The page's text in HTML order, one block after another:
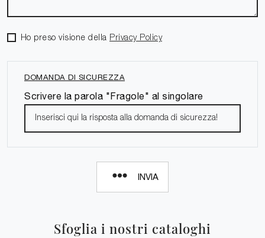
Sfoglia i nostri cataloghi
Ho preso visione della Privacy Policy
DOMANDA DI SICUREZZA
Scrivere la parola "Fragole" al singolare
INVIA